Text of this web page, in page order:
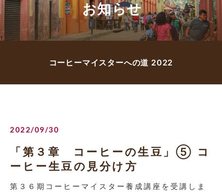
お知らせ
コーヒーマイスターへの道 2022
2022/09/30
「第３章 コーヒーの生豆」⑤ コ
ーヒー生豆の見分け方
第３６期コーヒーマイスター養成講座を受講しま